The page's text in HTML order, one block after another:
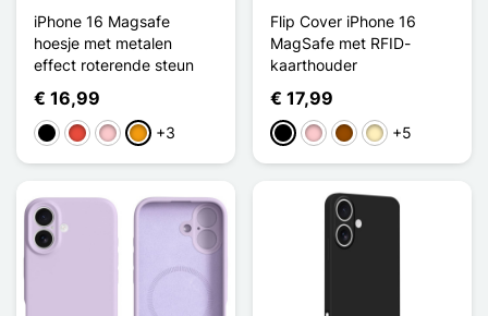
iPhone 16 Magsafe
hoesje met metalen
effect roterende steun
€ 16,99
ZwartRoodRozeOranje
+3
Flip Cover iPhone 16
MagSafe met RFID-
kaarthouder
€ 17,99
ZwartRozeBruinGolden
+5